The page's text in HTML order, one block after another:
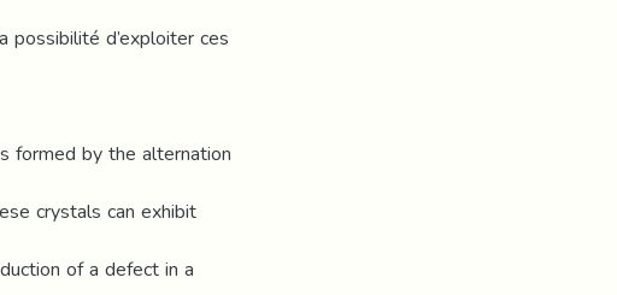
possibilité d’exploiter ces
formed by the alternation
crystals can exhibit
of a defect in a